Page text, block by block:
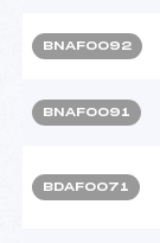
BNAF0092
BNAF0091
BDAF0071